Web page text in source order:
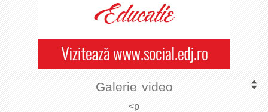
Galerie video
<p